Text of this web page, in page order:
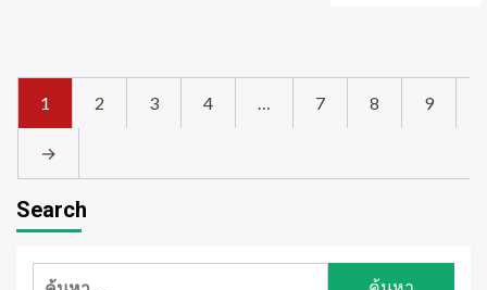
1 2 3 4 … 7 8 9
→
Search
ค้นหา